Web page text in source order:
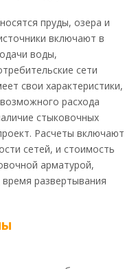
пруды, озера и
включают в
воды,
сети
свои характеристики,
расхода
стыковочных
Расчеты включают
сетей, и стоимость
арматурой,
развертывания